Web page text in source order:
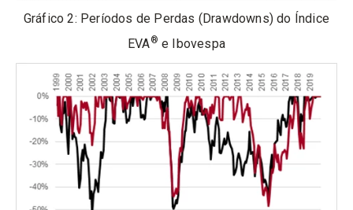
Gráfico 2: Períodos de Perdas (Drawdowns) do Índice
EVA® e Ibovespa